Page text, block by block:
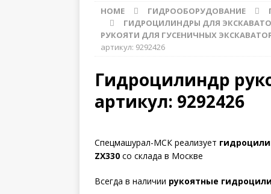
HOME ГИДРООБОРУДОВАНИЕ
ГИДРОЦИЛИНДРЫ ДЛЯ
РУКОЯТИ ДЛЯ ГУСЕНИЧНЫХ
артикул: 9292426
Гидроцилиндр
артикул: 9292426
Спецмашурал-МСК реализует
ZX330 со склада в Москве
Всегда в наличии рукоятные